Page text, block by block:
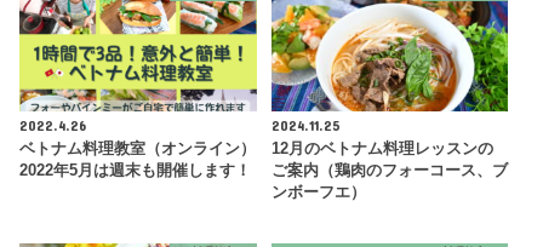
2022.4.26
ベトナム料理教室（オンライン）
2022年5月は週末も開催します！
2024.11.25
12月のベトナム料理レッスンの
ご案内（鶏肉のフォーコース、ブ
ンボーフエ）